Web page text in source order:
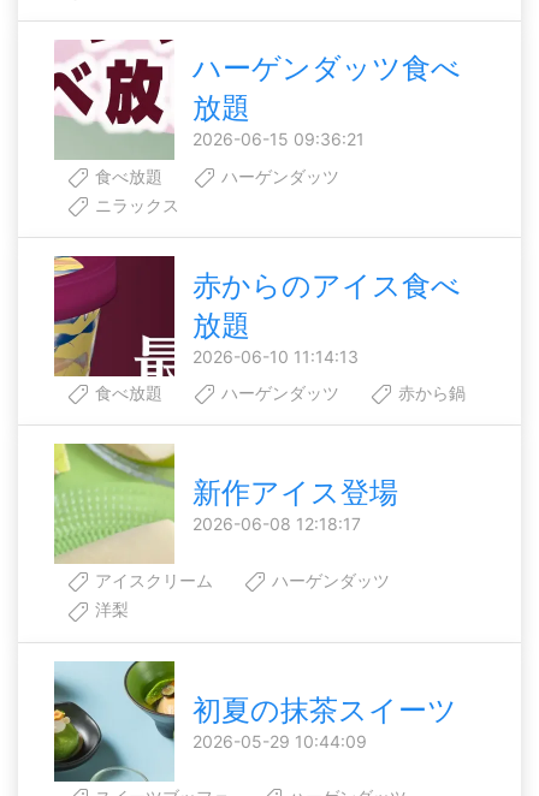
ハーゲンダッツ食べ
放題
2026-06-15 09:36:21
食べ放題
ハーゲンダッツ
ニラックス
赤からのアイス食べ
放題
2026-06-10 11:14:13
食べ放題
ハーゲンダッツ 赤から鍋
新作アイス登場
2026-06-08 12:18:17
アイスクリーム
ハーゲンダッツ
洋梨
初夏の抹茶スイーツ
2026-05-29 10:44:09